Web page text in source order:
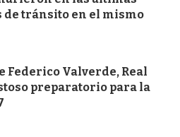
tránsito en el mismo
Federico Valverde, Real
preparatorio para la